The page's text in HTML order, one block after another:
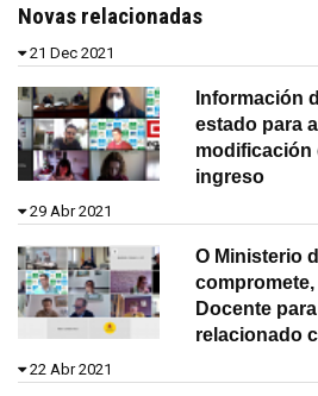
Novas relacionadas
21 Dec 2021
Información
estado para
modificación
ingreso
29 Abr 2021
O Ministerio
Docente
relacionado
22 Abr 2021